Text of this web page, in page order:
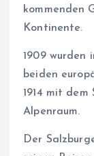
kommenden
Kontinente.
1909 wurden
beiden
1914 mit
Alpenraum.
Der